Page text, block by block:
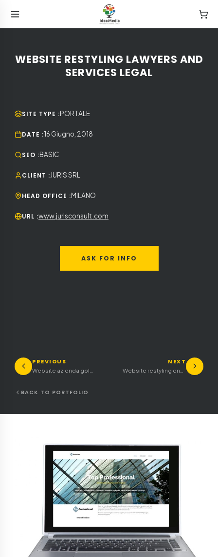
WEBSITE RESTYLING LAWYERS AND
SERVICES LEGAL
SITE TYPE :PORTALE
DATE :16 Giugno, 2018
SEO :BASIC
CLIENT :JURIS SRL
HEAD OFFICE :MILANO
URL :www.jurisconsult.com
ASK FOR INFO
PREVIOUS
Website azienda goldsmith
NEXT
Website restyling energy alternative
BACK TO PORTFOLIO